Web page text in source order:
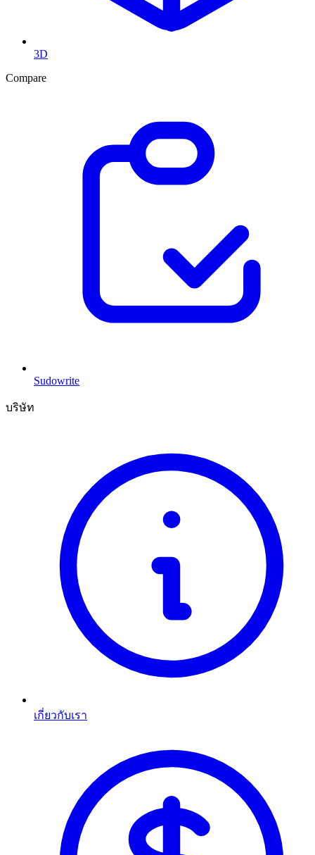
3D
Compare
Sudowrite
บริษัท
เกี่ยวกับเรา